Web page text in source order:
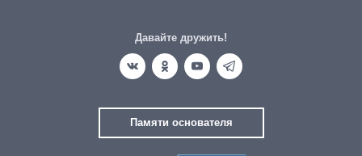
Давайте дружить!
Памяти основателя